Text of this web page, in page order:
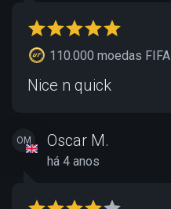
110.000 moedas FIFA
Nice n quick
OM Oscar M.
há 4 anos